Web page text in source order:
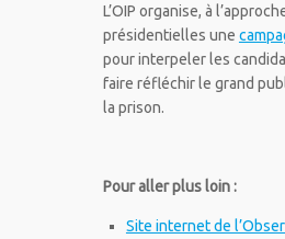
L’OIP organise, à
présidentielles une
pour interpeler les
faire réfléchir le grand
la prison.
Pour aller plus loin :
Site internet de